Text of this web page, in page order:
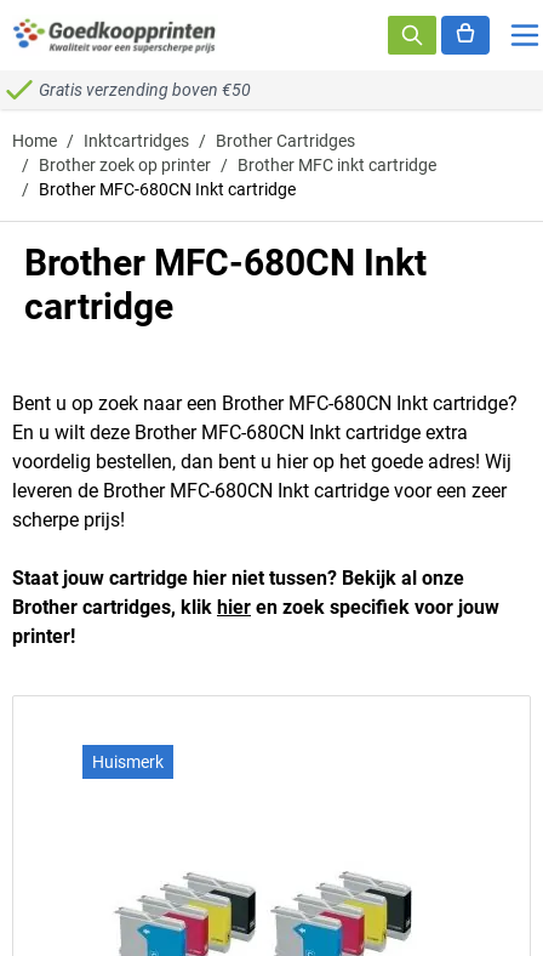
Ga naar de inhoud
Gratis verzending boven €50
Home / Inktcartridges / Brother Cartridges
/ Brother zoek op printer / Brother MFC inkt cartridge
/ Brother MFC-680CN Inkt cartridge
Brother MFC-680CN Inkt
cartridge
Bent u op zoek naar een Brother MFC-680CN Inkt cartridge?
En u wilt deze Brother MFC-680CN Inkt cartridge extra
voordelig bestellen, dan bent u hier op het goede adres! Wij
leveren de Brother MFC-680CN Inkt cartridge voor een zeer
scherpe prijs!
Staat jouw cartridge hier niet tussen? Bekijk al onze
Brother cartridges, klik hier en zoek specifiek voor jouw
printer!
Huismerk